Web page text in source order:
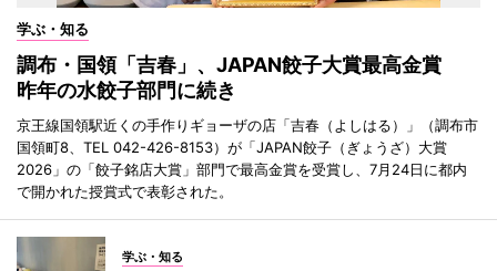
学ぶ・知る
調布・国領「吉春」、JAPAN餃子大賞最高金賞
昨年の水餃子部門に続き
京王線国領駅近くの手作りギョーザの店「吉春（よしはる）」（調布市
国領町8、TEL 042-426-8153）が「JAPAN餃子（ぎょうざ）大賞
2026」の「餃子銘店大賞」部門で最高金賞を受賞し、7月24日に都内
で開かれた授賞式で表彰された。
学ぶ・知る